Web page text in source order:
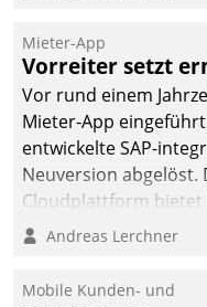
Mieter-App
Vorreiter setzt
Vor rund einem
Mieter-App
entwickelte SAP-
Neuversion abgelöst.
Cloudplattform bietet
die Funktionalität der
integrieren.
Andreas Lerchner
Mobile Kunden- und